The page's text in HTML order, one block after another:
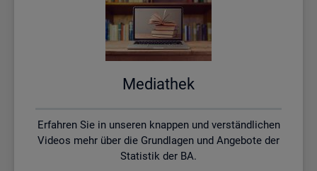
Me­dia­thek
Erfahren Sie in unseren knappen und verständlichen
Videos mehr über die Grundlagen und Angebote der
Statistik der BA.